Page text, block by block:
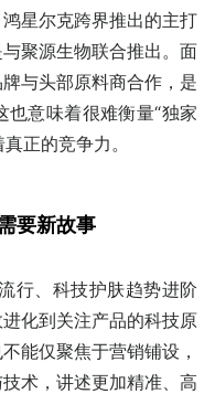
星尔克跨界推出的主打
聚源生物联合推出。面
与头部原料商合作，是
意味着很难衡量“独家
正的竞争力。
要新故事
行、科技护肤趋势进阶
化到关注产品的科技原
能仅聚焦于营销铺设，
术，讲述更加精准、高